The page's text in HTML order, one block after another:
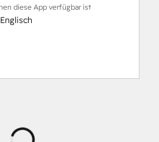
diese App verfügbar ist
Englisch
Wird